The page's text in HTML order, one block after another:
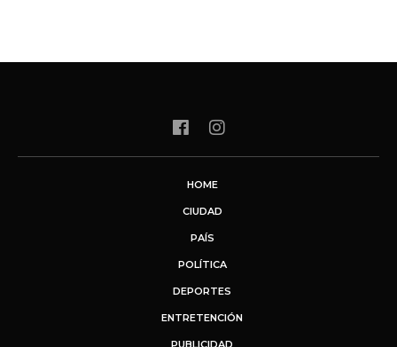
HOME
CIUDAD
PAÍS
POLÍTICA
DEPORTES
ENTRETENCIÓN
PUBLICIDAD